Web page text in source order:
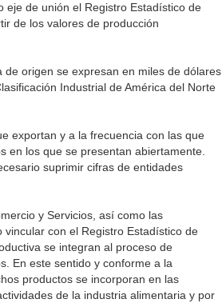
eje de unión el Registro Estadístico de
de los valores de producción
origen se expresan en miles de dólares
Industrial de América del Norte
exportan y a la frecuencia con las que
en los que se presentan abiertamente.
suprimir cifras de entidades
y Servicios, así como las
con el Registro Estadístico de
se integran al proceso de
En este sentido y conforme a la
productos se incorporan en las
de la industria alimentaria y por